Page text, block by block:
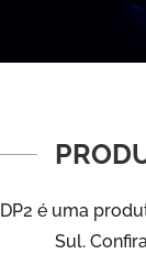
DP2 é uma
Sul.